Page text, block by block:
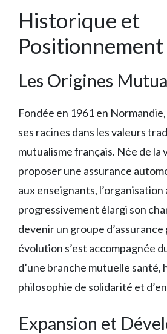
Historique et
Positionnement
Les Origines
Fondée en 1961 en
ses racines dans les valeurs
mutualisme français. Née de la
proposer une assurance
aux enseignants, l’organisation
progressivement élargi son
devenir un groupe
évolution s’est accompagnée
d’une branche mutuelle
philosophie de solidarité et
Expansion et